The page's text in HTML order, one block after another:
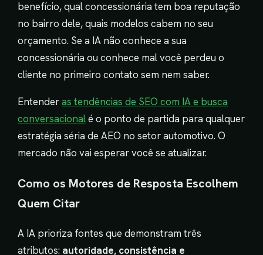
benefício, qual concessionária tem boa reputação
no bairro dele, quais modelos cabem no seu
orçamento. Se a IA não conhece a sua
concessionária ou conhece mal você perdeu o
cliente no primeiro contato sem nem saber.
Entenderas tendências de SEO com IA e busca
conversacionalé o ponto de partida para qualquer
estratégia séria de AEO no setor automotivo. O
mercado não vai esperar você se atualizar.
Como os Motores de Resposta Escolhem
Quem Citar
A IA prioriza fontes que demonstram três
atributos: autoridade, consistência e